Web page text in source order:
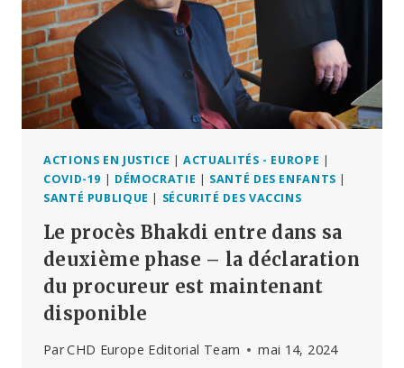
ACTIONS EN JUSTICE |ACTUALITÉS - EUROPE |
COVID-19 | DÉMOCRATIE | SANTÉ DES ENFANTS |
SANTÉ PUBLIQUE | SÉCURITÉ DES VACCINS
Le procès Bhakdi entre dans sa
deuxième phase – la déclaration
du procureur est maintenant
disponible
ParCHD Europe Editorial Team mai 14, 2024